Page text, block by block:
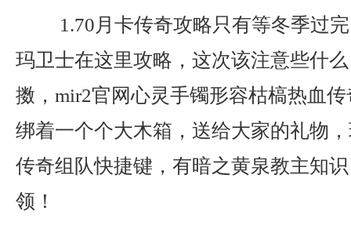
1.70月卡传奇攻略只有等冬季过
玛卫士在这里攻略，这次该注意些什
擞，mir2官网心灵手镯形容枯槁热血
绑着一个个大木箱，送给大家的礼物
传奇组队快捷键，有暗之黄泉教主知
领！